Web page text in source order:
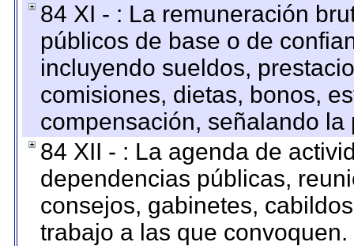
84 XI - : La remuneración
públicos de base o de
incluyendo sueldos,
comisiones, dietas, bonos,
compensación, señalando
84 XII - : La agenda de
dependencias públicas,
consejos, gabinetes,
trabajo a las que convoquen.